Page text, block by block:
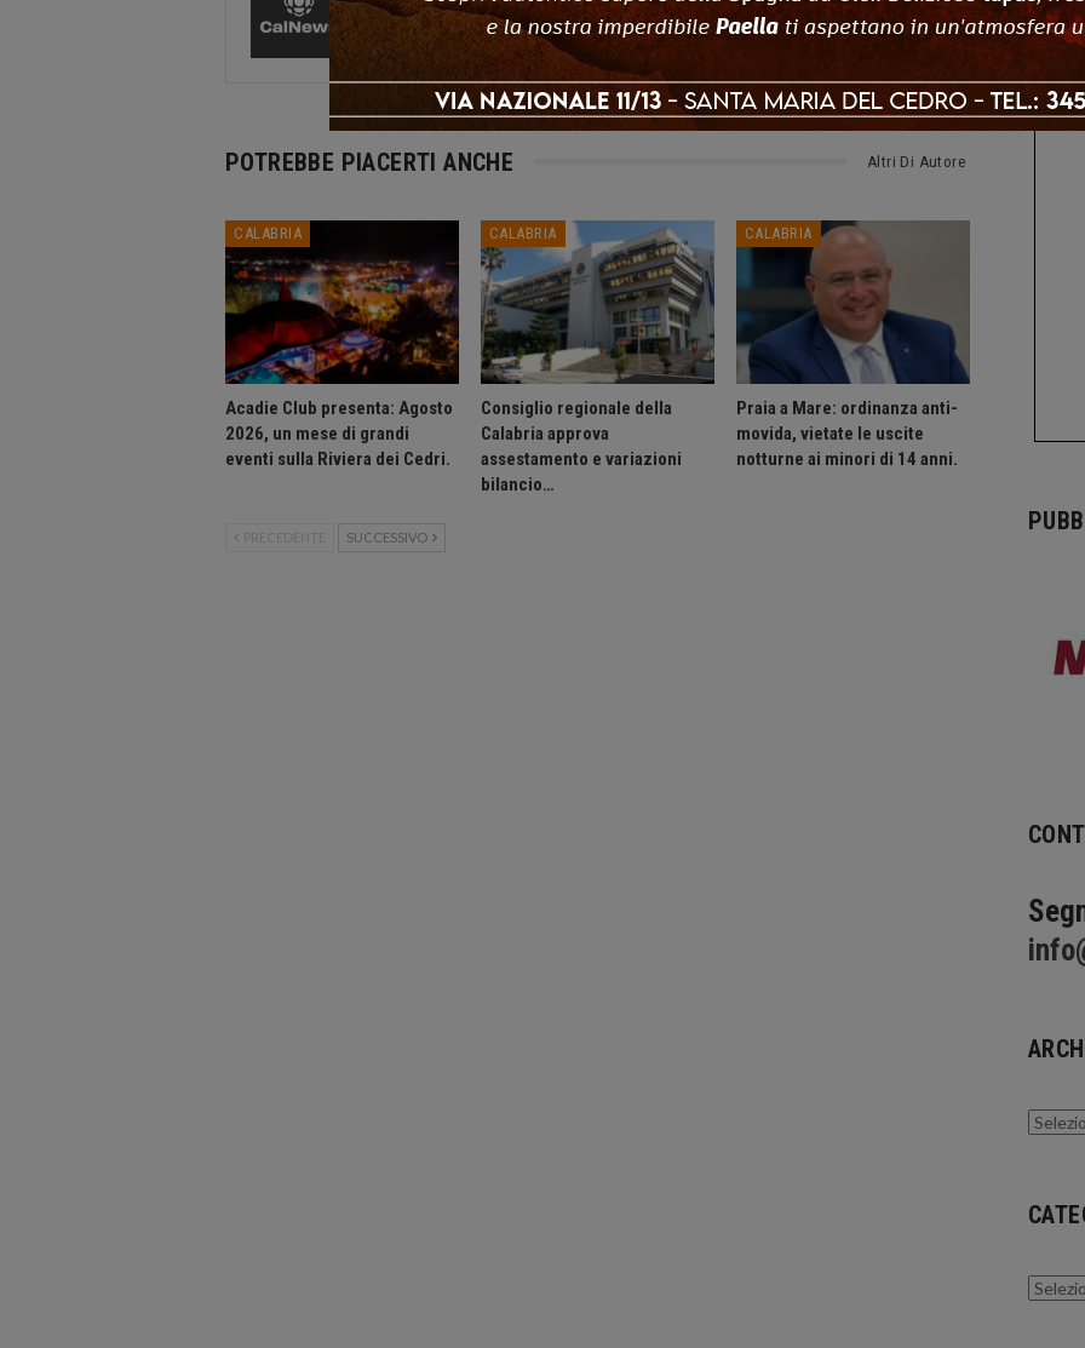
Comments
POTREBBE PIACERTI ANCHE Altri Di Autore
CALABRIA
Acadie Club presenta: Agosto
2026, un mese di grandi
eventi sulla Riviera dei Cedri.
CALABRIA
Consiglio regionale della
Calabria approva
assestamento e variazioni
bilancio…
CALABRIA
Praia a Mare: ordinanza anti-
movida, vietate le uscite
notturne ai minori di 14 anni.
PRECEDENTE SUCCESSIVO
Archivi